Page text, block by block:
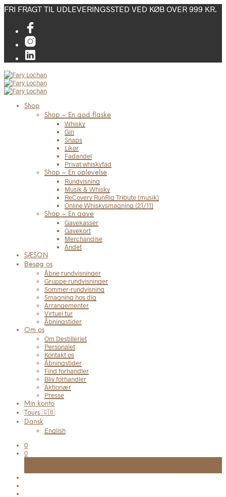
FRI FRAGT TIL UDLEVERINGSSTED VED KØB OVER 999 KR.
Shop
Shop – En god flaske
Whisky
Gin
Snaps
Likør
Fadandel
Privat whiskyfad
Shop – En oplevelse
Rundvisning
Musik & Whisky
ReCovery RunRig Tribute (musik)
Online Whiskysmagning (21/11)
Shop – En gave
Gavekasser
Gavekort
Merchandise
Andet
SÆSON
Besøg os
Åbne rundvisninger
Gruppe rundvisninger
Sommer-rundvisning
Smagning hos dig
Arrangementer
Virtuel tur
Åbningstider
Om os
Om Destilleriet
Personalet
Kontakt os
Åbningstider
Find forhandler
Bliv forhandler
Aktionær
Presse
Min konto
Tours 🇬🇧
Dansk
English
0
0